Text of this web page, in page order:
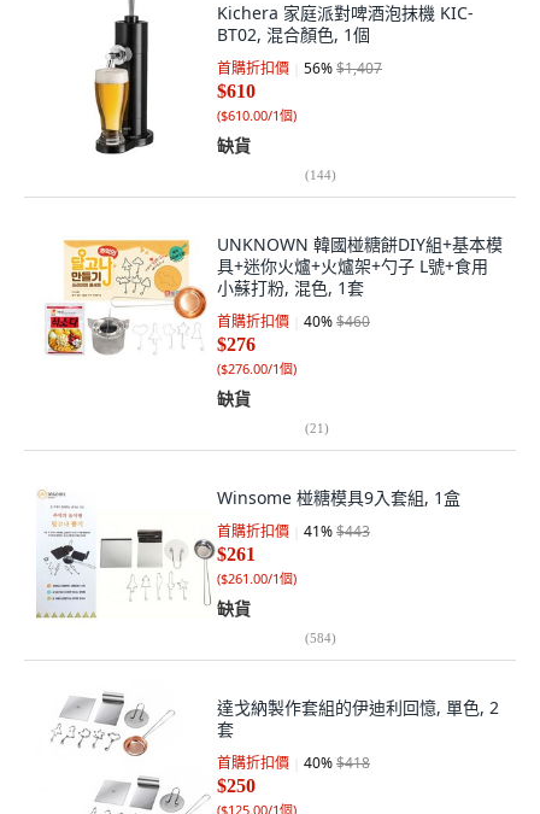
Kichera 家庭派對啤酒泡抹機 KIC-
BT02, 混合顏色, 1個
首購折扣價 56%$1,407
$610
($610.00/1個)
缺貨
(144)
UNKNOWN 韓國椪糖餅DIY組+基本模
具+迷你火爐+火爐架+勺子 L號+食用
小蘇打粉, 混色, 1套
首購折扣價 40%$460
$276
($276.00/1個)
缺貨
(21)
Winsome 椪糖模具9入套組, 1盒
首購折扣價 41%$443
$261
($261.00/1個)
缺貨
(584)
達戈納製作套組的伊迪利回憶, 單色, 2
套
首購折扣價 40%$418
$250
($125.00/1個)